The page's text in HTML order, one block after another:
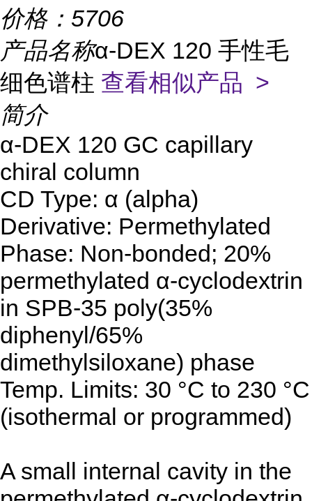
价格： 5706
产品名称α-DEX 120 手性毛
细色谱柱 查看相似产品 >
简介
α-DEX 120 GC capillary
chiral column
CD Type: α (alpha)
Derivative: Permethylated
Phase: Non-bonded; 20%
permethylated α-cyclodextrin
in SPB-35 poly(35%
diphenyl/65%
dimethylsiloxane) phase
Temp. Limits: 30 °C to 230 °C
(isothermal or programmed)
A small internal cavity in the